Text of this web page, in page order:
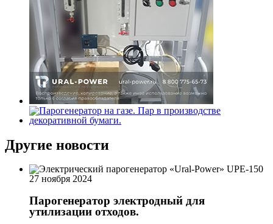
Другие новости
27 ноября 2024
Парогенератор электродный для
утилизации отходов.